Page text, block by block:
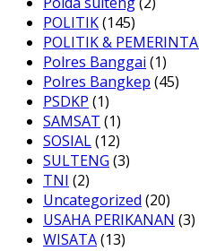
POLITIK(145)
POLITIK &
Polres Banggai (1)
Polres Bangkep (45)
PSDKP (1)
SAMSAT (1)
SOSIAL(12)
SULTENG (3)
TNI (2)
Uncategorized (20)
USAHA PERIKANAN (3)
WISATA(13)